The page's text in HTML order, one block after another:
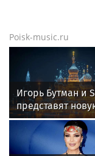
Poisk-music.ru
Игорь Бутман и
представят
премьеру 27